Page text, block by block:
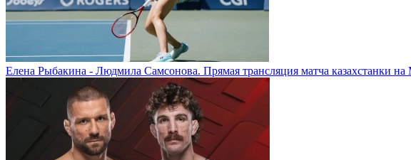
Елена Рыбакина - Людмила Самсонова. Прямая трансляция матча казахстанки на